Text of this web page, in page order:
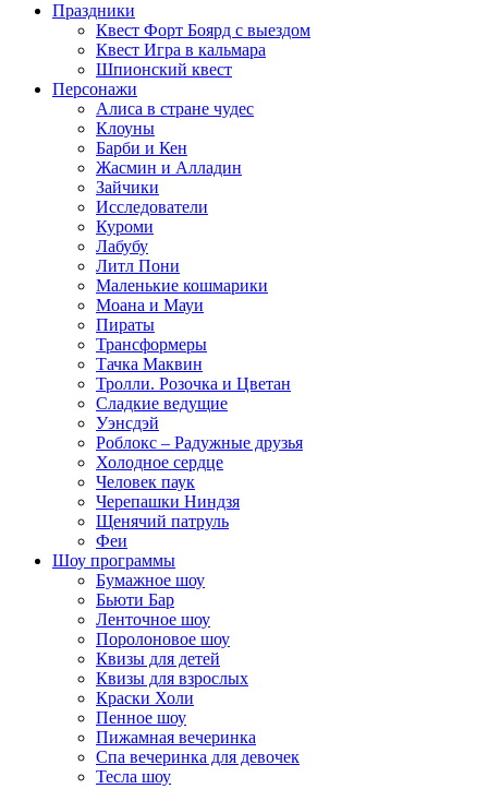
Праздники
Квест Форт Боярд с выездом
Квест Игра в кальмара
Шпионский квест
Персонажи
Алиса в стране чудес
Клоуны
Барби и Кен
Жасмин и Алладин
Зайчики
Исследователи
Куроми
Лабубу
Литл Пони
Маленькие кошмарики
Моана и Мауи
Пираты
Трансформеры
Тачка Маквин
Тролли. Розочка и Цветан
Сладкие ведущие
Уэнсдэй
Роблокс – Радужные друзья
Холодное сердце
Человек паук
Черепашки Ниндзя
Щенячий патруль
Феи
Шоу программы
Бумажное шоу
Бьюти Бар
Ленточное шоу
Поролоновое шоу
Квизы для детей
Квизы для взрослых
Краски Холи
Пенное шоу
Пижамная вечеринка
Спа вечеринка для девочек
Тесла шоу